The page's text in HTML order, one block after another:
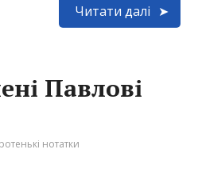
Читати далі
Павлові
нотатки